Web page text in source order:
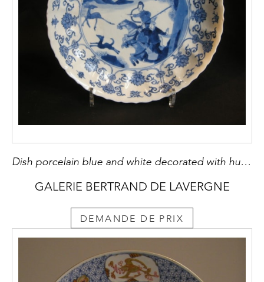
Dish porcelain blue and white decorated with hunting scene - Kangxi period
GALERIE BERTRAND DE LAVERGNE
DEMANDE DE PRIX